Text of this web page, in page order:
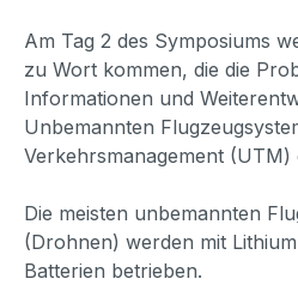
Am Tag 2 des Symposiums
zu Wort kommen, die die
Informationen und
Unbemannten
Verkehrsmanagement (UTM)
Die meisten unbemannten
(Drohnen) werden mit
Batterien betrieben.